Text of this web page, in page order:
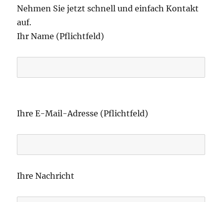
Nehmen Sie jetzt schnell und einfach Kontakt
auf.
Ihr Name (Pflichtfeld)
i
e
s
Ihre E-Mail-Adresse (Pflichtfeld)
Ihre Nachricht